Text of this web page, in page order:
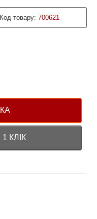
Код товару: 700621
КЛІК